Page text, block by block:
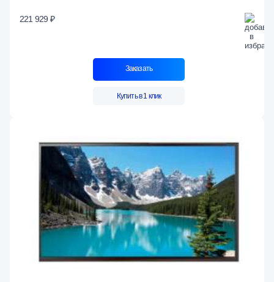
221 929 ₽
Заказать
Купить в 1 клик